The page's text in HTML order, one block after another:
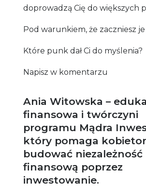
doprowadzą Cię do większych
Pod warunkiem, że zaczniesz
Które punk dał Ci do myślenia?
Napisz w komentarzu
Ania Witowska –
finansowa i twórczyni
programu Mądra
który pomaga
budować niezależność
finansową poprzez
inwestowanie.